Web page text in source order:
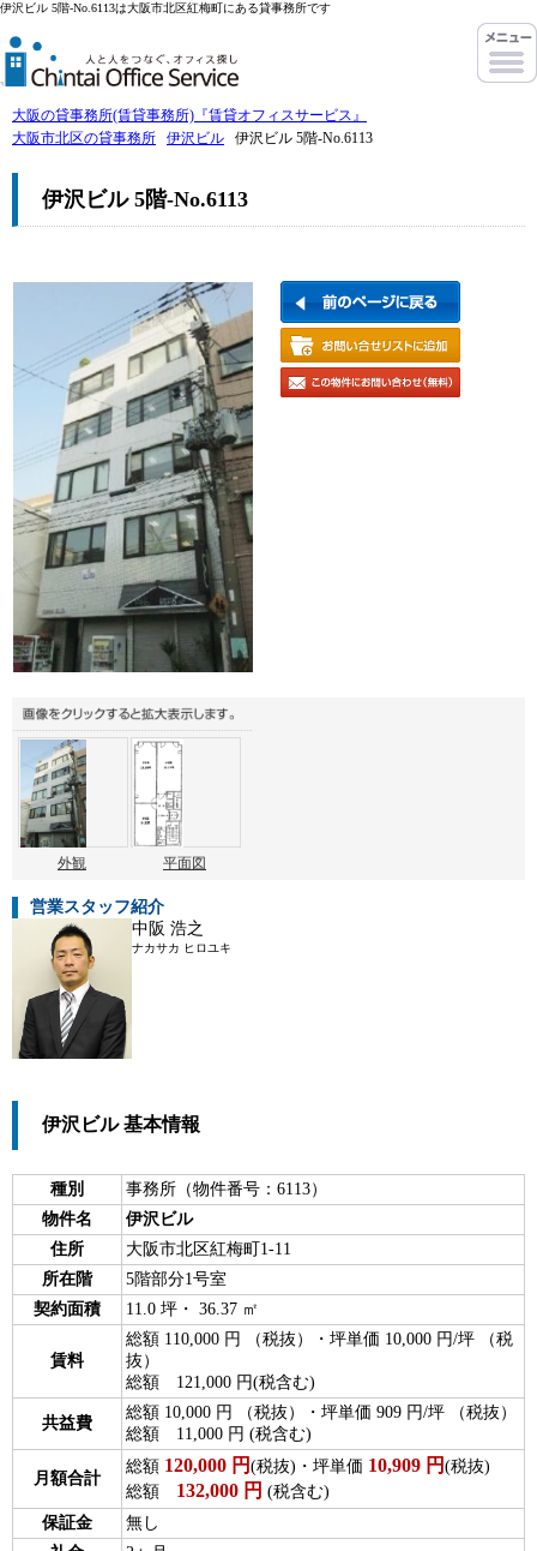
伊沢ビル 5階-No.6113は大阪市北区紅梅町にある貸事務所です
大阪の貸事務所(賃貸事務所)『賃貸オフィスサービス』
大阪市北区の貸事務所
伊沢ビル 伊沢ビル 5階-No.6113
伊沢ビル 5階-No.6113
外観 平面図
営業スタッフ紹介
中阪 浩之
ナカサカ ヒロユキ
伊沢ビル 基本情報
種別
事務所（物件番号：6113）
物件名
伊沢ビル
住所
大阪市北区紅梅町1-11
所在階
5階部分1号室
契約面積
11.0 坪・ 36.37 ㎡
賃料
総額 110,000 円 （税抜）・坪単価 10,000 円/坪 （税
抜）
総額 121,000 円(税含む)
共益費
総額 10,000 円 （税抜）・坪単価 909 円/坪 （税抜）
総額 11,000 円 (税含む)
月額合計
総額 120,000 円 (税抜)・坪単価 10,909 円 (税抜)
総額 132,000 円 (税含む)
保証金
無し